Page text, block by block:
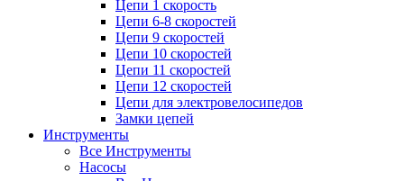
Цепи 1 скорость
Цепи 6-8 скоростей
Цепи 9 скоростей
Цепи 10 скоростей
Цепи 11 скоростей
Цепи 12 скоростей
Цепи для электровелосипедов
Замки цепей
Инструменты
Все Инструменты
Насосы